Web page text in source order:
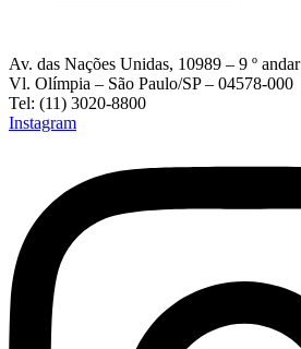
Av. das Nações Unidas, 10989 – 9 º andar
Vl. Olímpia – São Paulo/SP – 04578-000
Tel: (11) 3020-8800
Instagram